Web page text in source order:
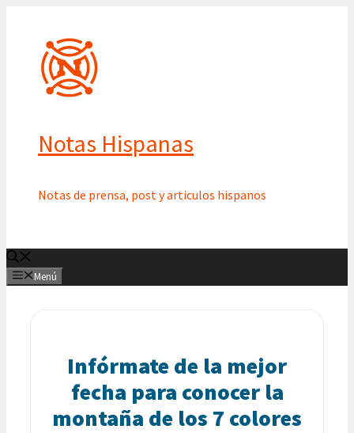
contenido
Notas Hispanas
Notas de prensa, post y articulos hispanos
Menú
Infórmate de la mejor
fecha para conocer la
montaña de los 7 colores